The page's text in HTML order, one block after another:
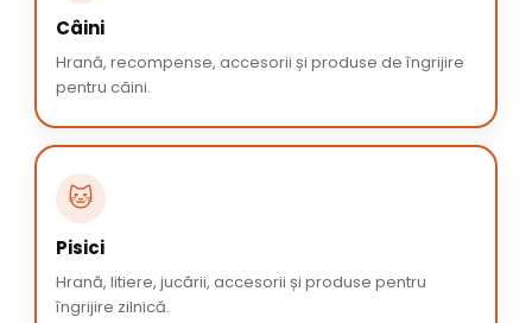
Câini
Hrană, recompense, accesorii și produse de îngrijire
pentru câini.
🐱
Pisici
Hrană, litiere, jucării, accesorii și produse pentru
îngrijire zilnică.